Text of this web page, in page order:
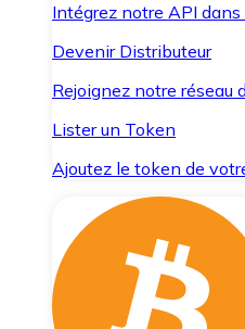
Intégrez notre API
Devenir Distributeur
Rejoignez notre réseau
Lister un Token
Ajoutez le token de